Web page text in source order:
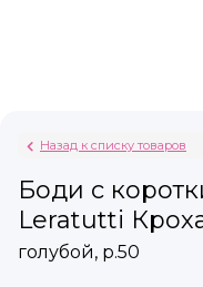
Назад к списку товаров
Боди с
Leratutti
голубой, р.50